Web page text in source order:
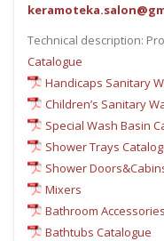
Technical description:
Catalogue
Handicaps Sanitary
Children’s Sanitary
Special Wash Basin
Shower Trays
Shower
Mixers
Bathroom
Bathtubs Catalogue